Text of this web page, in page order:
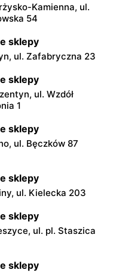
Kamienna, ul.
54
sklepy
ul. Zafabryczna 23
sklepy
ul. Wzdół
1
sklepy
ul. Bęczków 87
sklepy
ul. Kielecka 203
sklepy
ul. pl. Staszica
sklepy